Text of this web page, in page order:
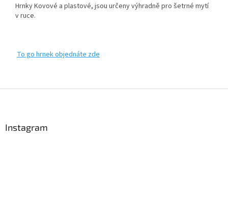
Hrnky Kovové a plastové, jsou určeny výhradně pro šetrné mytí
v ruce.
To go hrnek objednáte zde
Instagram